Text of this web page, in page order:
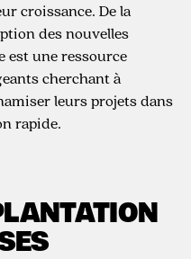
croissance. De la
des nouvelles
est une ressource
cherchant à
leurs projets dans
rapide.